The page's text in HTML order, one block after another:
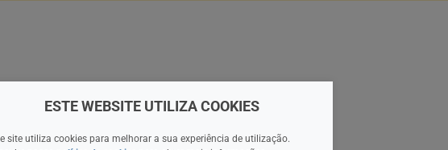
ESTE WEBSITE UTILIZA COOKIES
site utiliza cookies para melhorar a sua experiência de utilização.